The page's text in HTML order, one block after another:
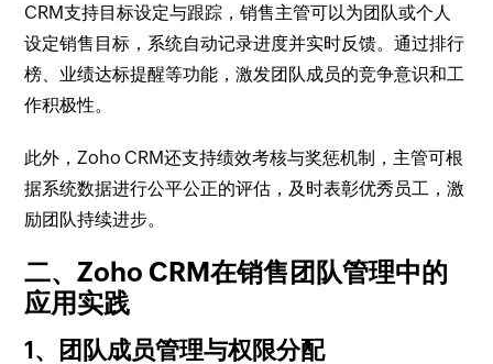
CRM支持目标设定与跟踪，销售主管可以为团队或个人
设定销售目标，系统自动记录进度并实时反馈。通过排行
榜、业绩达标提醒等功能，激发团队成员的竞争意识和工
作积极性。
此外，Zoho CRM还支持绩效考核与奖惩机制，主管可根
据系统数据进行公平公正的评估，及时表彰优秀员工，激
励团队持续进步。
二、Zoho CRM在销售团队管理中的
应用实践
1、团队成员管理与权限分配